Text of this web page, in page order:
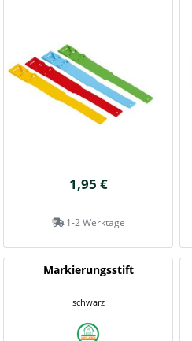
1,95 €
1-2 Werktage
Markierungsstift
schwarz